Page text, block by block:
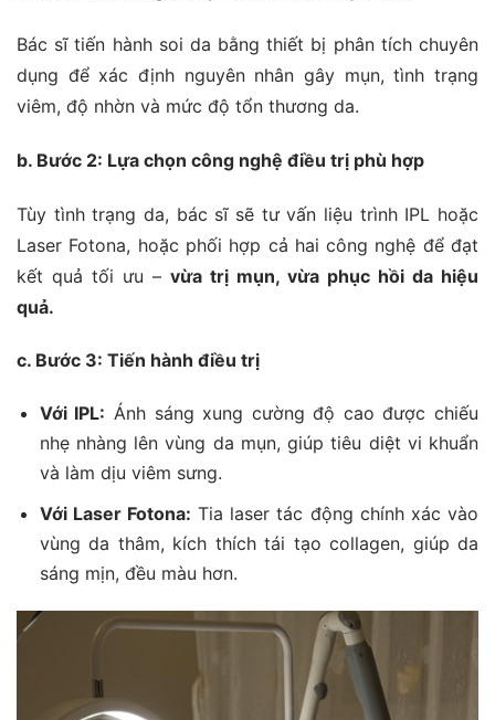
Bác sĩ tiến hành soi da bằng thiết bị phân tích chuyên
dụng để xác định nguyên nhân gây mụn, tình trạng
viêm, độ nhờn và mức độ tổn thương da.
b. Bước 2: Lựa chọn công nghệ điều trị phù hợp
Tùy tình trạng da, bác sĩ sẽ tư vấn liệu trình IPL hoặc
Laser Fotona, hoặc phối hợp cả hai công nghệ để đạt
kết quả tối ưu – vừa trị mụn, vừa phục hồi da hiệu
quả.
c. Bước 3: Tiến hành điều trị
Với IPL: Ánh sáng xung cường độ cao được chiếu
nhẹ nhàng lên vùng da mụn, giúp tiêu diệt vi khuẩn
và làm dịu viêm sưng.
Với Laser Fotona: Tia laser tác động chính xác vào
vùng da thâm, kích thích tái tạo collagen, giúp da
sáng mịn, đều màu hơn.